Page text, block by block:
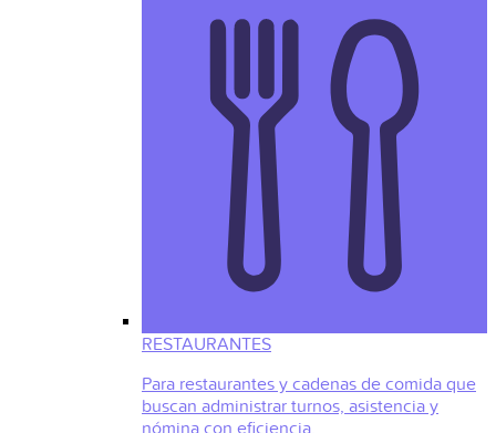
RESTAURANTES
Para restaurantes y cadenas de comida que
buscan administrar turnos, asistencia y